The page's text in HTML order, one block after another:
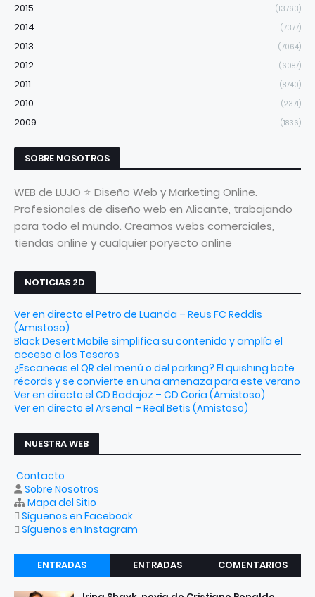
2015 (13763)
2014 (7377)
2013 (7064)
2012 (6087)
2011 (8740)
2010 (2371)
2009 (1836)
SOBRE NOSOTROS
WEB de LUJO ⭐ Diseño Web y Marketing Online.
Profesionales de diseño web en Alicante, trabajando
para todo el mundo. Creamos webs comerciales,
tiendas online y cualquier poryecto online
NOTICIAS 2D
Ver en directo el Petro de Luanda – Reus FC Reddis
(Amistoso)
Black Desert Mobile simplifica su contenido y amplía el
acceso a los Tesoros
¿Escaneas el QR del menú o del parking? El quishing bate
récords y se convierte en una amenaza para este verano
Ver en directo el CD Badajoz – CD Coria (Amistoso)
Ver en directo el Arsenal – Real Betis (Amistoso)
NUESTRA WEB
Contacto
Sobre Nosotros
Mapa del Sitio
Síguenos en Facebook
Síguenos en Instagram
ENTRADAS
RECIENTES
ENTRADAS
COMENTARIOS